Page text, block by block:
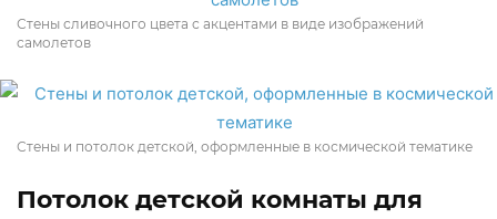
Стены сливочного цвета с акцентами в виде изображений
самолетов
Стены и потолок детской, оформленные в космической тематике
Потолок детской комнаты для